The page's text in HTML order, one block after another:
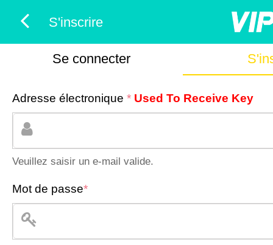
S'inscrire
Se connecter
Adresse électronique * Used To Receive Key
Veuillez saisir un e-mail valide.
Mot de passe*